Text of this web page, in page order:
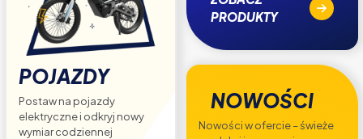
POJAZDY
Postaw na pojazdy
elektryczne i odkryj nowy
wymiar codziennej
PRODUKTY
NOWOŚCI
Nowości w ofercie – świeże